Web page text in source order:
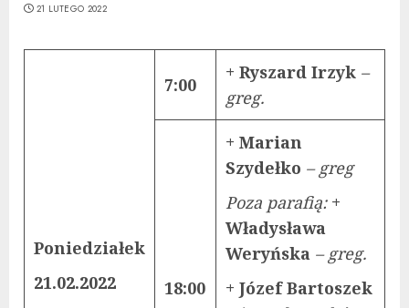
21 LUTEGO 2022
Poniedziałek
21.02.2022
7:00
+ Ryszard Irzyk –
greg.
18:00
+ Marian
Szydełko – greg
Poza parafią: +
Władysława
Weryńska – greg.
+ Józef Bartoszek